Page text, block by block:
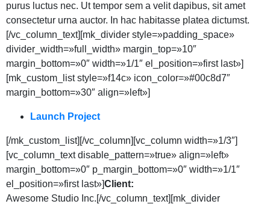
purus luctus nec. Ut tempor sem a velit dapibus, sit amet
consectetur urna auctor. In hac habitasse platea dictumst.
[/vc_column_text][mk_divider style=»padding_space»
divider_width=»full_width» margin_top=»10″
margin_bottom=»0″ width=»1/1″ el_position=»first last»]
[mk_custom_list style=»f14c» icon_color=»#00c8d7″
margin_bottom=»30″ align=»left»]
Launch Project
[/mk_custom_list][/vc_column][vc_column width=»1/3″]
[vc_column_text disable_pattern=»true» align=»left»
margin_bottom=»0″ p_margin_bottom=»0″ width=»1/1″
el_position=»first last»]Client:
Awesome Studio Inc.[/vc_column_text][mk_divider